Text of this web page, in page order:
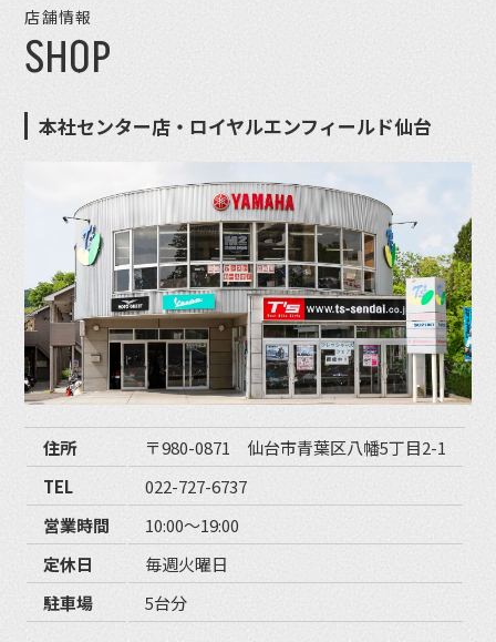
店舗情報
SHOP
本社センター店・ロイヤルエンフィールド仙台
住所
〒980-0871 仙台市青葉区八幡5丁目2-1
TEL
022-727-6737
営業時間
10:00〜19:00
定休日
毎週火曜日
駐車場
5台分